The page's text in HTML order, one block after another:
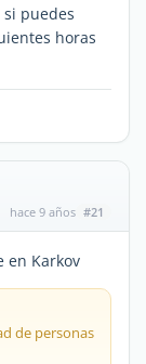
puedes
horas
hace 9 años #21
en Karkov
de personas